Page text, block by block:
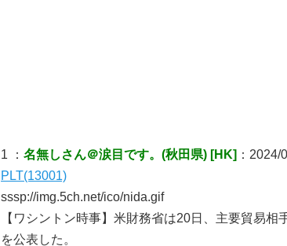
1 ： 名無しさん＠涙目です。(秋田県) [HK] ：
PLT(13001)
sssp://img.5ch.net/ico/nida.gif
【ワシントン時事】米財務省は20日、主要貿易
を公表した。